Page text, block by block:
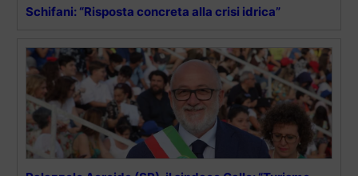
Schifani: “Risposta concreta alla crisi idrica”